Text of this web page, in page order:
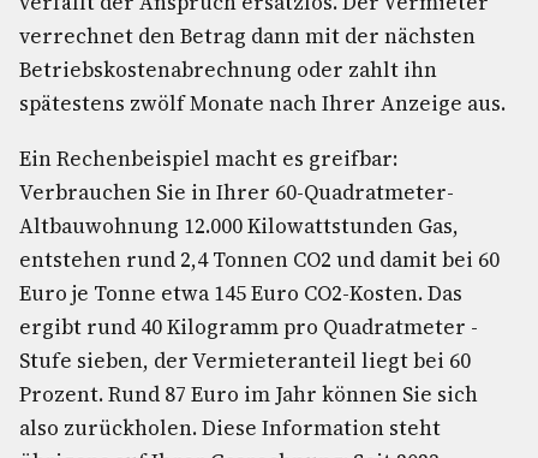
verrechnet den Betrag dann mit der nächsten
Betriebskostenabrechnung oder zahlt ihn
spätestens zwölf Monate nach Ihrer Anzeige aus.
Ein Rechenbeispiel macht es greifbar:
Verbrauchen Sie in Ihrer 60-Quadratmeter-
Altbauwohnung 12.000 Kilowattstunden Gas,
entstehen rund 2,4 Tonnen CO2 und damit bei 60
Euro je Tonne etwa 145 Euro CO2-Kosten. Das
ergibt rund 40 Kilogramm pro Quadratmeter -
Stufe sieben, der Vermieteranteil liegt bei 60
Prozent. Rund 87 Euro im Jahr können Sie sich
also zurückholen. Diese Information steht